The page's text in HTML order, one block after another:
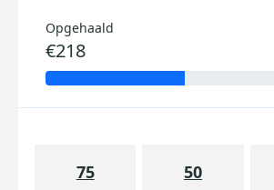
Opgehaald
€218
75 50